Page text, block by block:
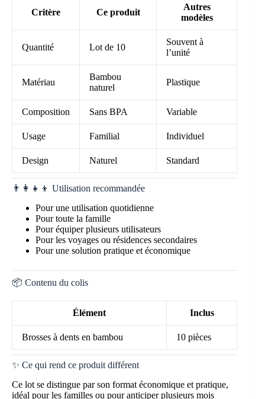
Critère Ce produit
Autres
modèles
Quantité Lot de 10
Souvent à
l’unité
Matériau
Bambou
naturel
Plastique
Composition Sans BPA Variable
Usage Familial Individuel
Design Naturel Standard
👨‍👩‍👧‍👦 Utilisation recommandée
Pour une utilisation quotidienne
Pour toute la famille
Pour équiper plusieurs utilisateurs
Pour les voyages ou résidences secondaires
Pour une solution pratique et économique
📦 Contenu du colis
Élément Inclus
Brosses à dents en bambou 10 pièces
✨ Ce qui rend ce produit différent
Ce lot se distingue par son format économique et pratique,
idéal pour les familles ou pour anticiper plusieurs mois